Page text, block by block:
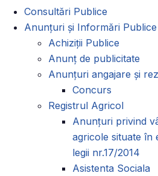
Consultări Publice
Anunțuri și Informări Publice
Achiziții Publice
Anunț de publicitate
Anunțuri angajare și
Concurs
Registrul Agricol
Anunţuri privind
agricole situate
legii nr.17/2014
Asistenta Sociala